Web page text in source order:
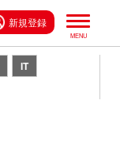
新規登録
IT